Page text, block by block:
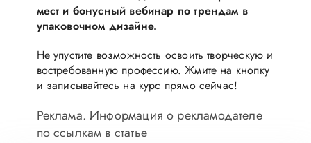
мест и бонусный вебинар по трендам в
упаковочном дизайне.
Не упустите возможность освоить творческую и
востребованную профессию. Жмите на кнопку
и записывайтесь на курс прямо сейчас!
Реклама. Информация о рекламодателе
по ссылкам в статье